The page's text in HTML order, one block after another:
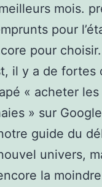
mois.
pour
pour
il y a de fortes
« acheter les
» sur
guide du
univers,
la